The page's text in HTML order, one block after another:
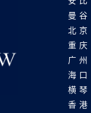
曼谷
北京
重庆
广州
海口
横琴
香港